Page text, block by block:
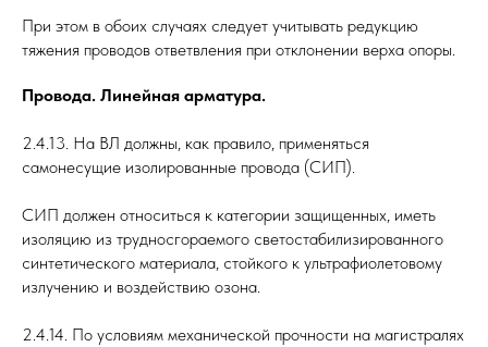
При этом в обоих случаях следует учитывать редукцию
тяжения проводов ответвления при отклонении верха опоры.
Провода. Линейная арматура.
2.4.13. На ВЛ должны, как правило, применяться
самонесущие изолированные провода (СИП).
СИП должен относиться к категории защищенных, иметь
изоляцию из трудносгораемого светостабилизированного
синтетического материала, стойкого к ультрафиолетовому
излучению и воздействию озона.
2.4.14. По условиям механической прочности на магистралях